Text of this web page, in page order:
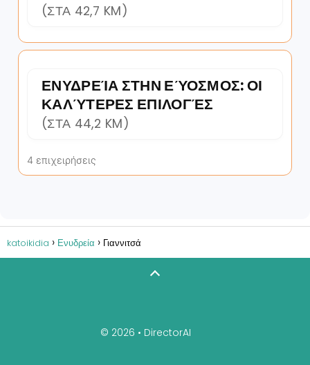
(ΣΤΑ 42,7 KM)
ΕΝΥΔΡΕΊΑ ΣΤΗΝ ΕΎΟΣΜΟΣ: ΟΙ
ΚΑΛΎΤΕΡΕΣ ΕΠΙΛΟΓΈΣ
(ΣΤΑ 44,2 KM)
4 επιχειρήσεις
katoikidia Ενυδρεία Γιαννιτσά
© 2026 • DirectorAI